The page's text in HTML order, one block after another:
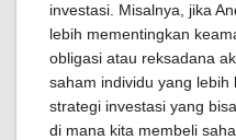
investasi. Misalnya, jika
lebih mementingkan
obligasi atau reksadana
saham individu yang lebih
strategi investasi yang
di mana kita membeli